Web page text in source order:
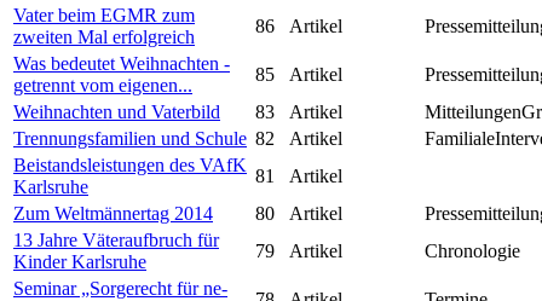
Vater beim EGMR zum
zweiten Mal erfolgreich
86 Artikel
Was bedeutet Weihnachten -
getrennt vom eigenen...
85 Artikel
Weihnachten und Vaterbild
83 Artikel
Trennungsfamilien und Schule 82 Artikel
Beistandsleistungen des VAfK
Karlsruhe
81
Artikel
Zum Weltmännertag 2014
80 Artikel
13 Jahre Väteraufbruch für
Kinder Karlsruhe
79 Artikel
Chronologie
Seminar „Sorgerecht für ne-